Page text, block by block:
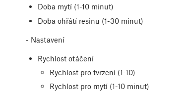
Doba mytí (1-10 minut)
Doba ohřátí resinu (1-30 minut)
- Nastavení
Rychlost otáčení
Rychlost pro tvrzení (1-10)
Rychlost pro mytí (1-10 minut)